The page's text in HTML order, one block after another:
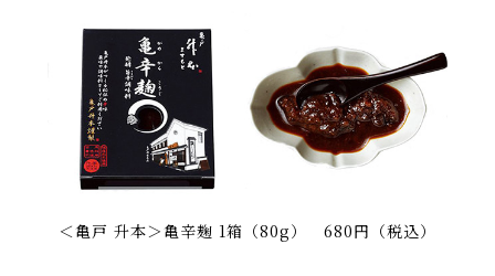
＜亀戸 升本＞亀辛麹 1箱（80g） 680円（税込）